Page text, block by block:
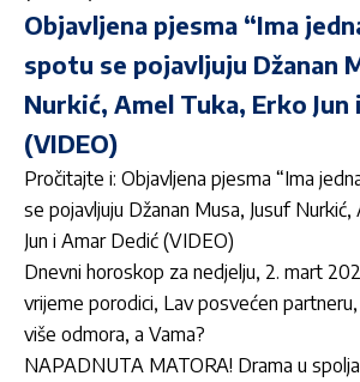
Objavljena pjesma “Ima
spotu se pojavljuju Džanan
Nurkić, Amel Tuka, Erko Jun
(VIDEO)
Pročitajte i: Objavljena pjesma “Ima
se pojavljuju Džanan Musa, Jusuf
Jun i Amar Dedić (VIDEO)
Dnevni horoskop za nedjelju, 2. mart
vrijeme porodici, Lav posvećen
više odmora, a Vama?
NAPADNUTA MATORA! Drama u